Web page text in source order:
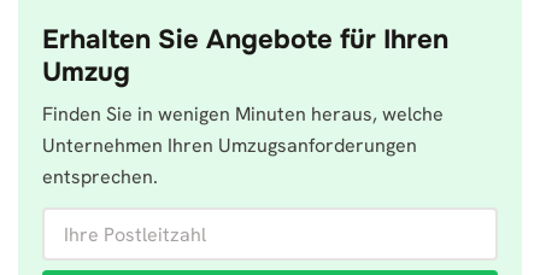
Erhalten Sie Angebote für Ihren
Umzug
Finden Sie in wenigen Minuten heraus, welche
Unternehmen Ihren Umzugsanforderungen
entsprechen.